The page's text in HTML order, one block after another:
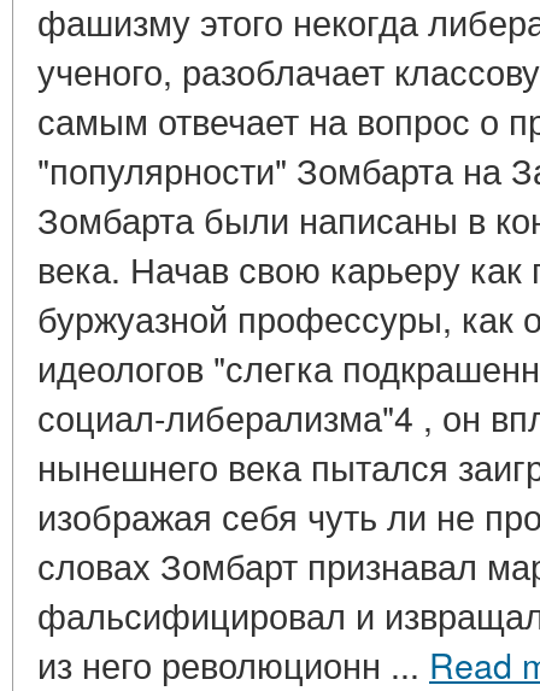
фашизму этого некогда
ученого, разоблачает
самым отвечает на вопрос о
"популярности" Зомбарта на
Зомбарта были написаны в
века. Начав свою карьеру как
буржуазной профессуры, как
идеологов "слегка
социал-либерализма"4 , он
нынешнего века пытался
изображая себя чуть ли не
словах Зомбарт признавал
фальсифицировал и
из него революционн ... Read